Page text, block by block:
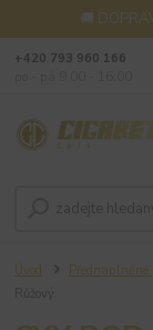
🚚
+420 793 960 166
Úvod Přednaplněné